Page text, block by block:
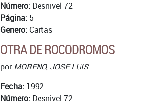
Número: Desnivel 72
Página: 5
Genero: Cartas
OTRA DE ROCODROMOS
porMORENO, JOSE LUIS
Fecha: 1992
Número: Desnivel 72